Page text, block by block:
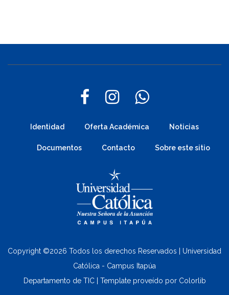
Identidad Oferta Académica Noticias
Documentos Contacto Sobre este sitio
Copyright ©2026 Todos los derechos Reservados | Universidad
Católica - Campus Itapúa
Departamento de TIC | Template proveído por Colorlib